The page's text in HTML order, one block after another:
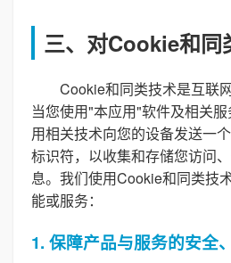
三、对Cookie和同
Cookie和同类技术是互联
当您使用"本应用"软件及相关
用相关技术向您的设备发送一
标识符，以收集和存储您访问
息。我们使用Cookie和同类技
能或服务：
1. 保障产品与服务的安全